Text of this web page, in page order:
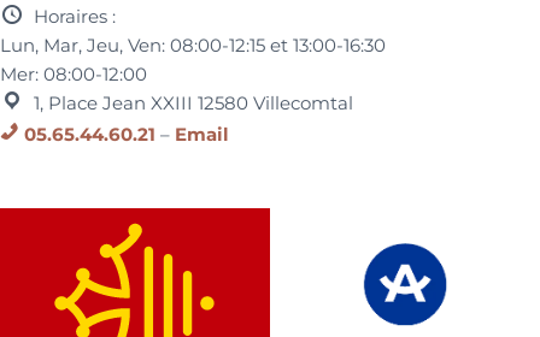
Horaires :
Lun, Mar, Jeu, Ven:08:00-12:15 et13:00-16:30
Mer:08:00-12:00
1, Place Jean XXIII 12580 Villecomtal
05.65.44.60.21 – Email